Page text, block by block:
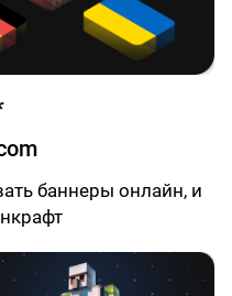
баннеры онлайн, и